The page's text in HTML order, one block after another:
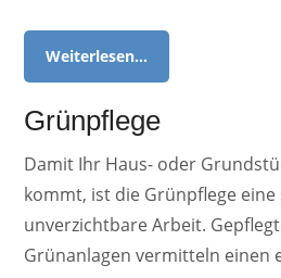
Weiterlesen…
Grünpflege
Damit Ihr Haus- oder
kommt, ist die Grünpflege
unverzichtbare Arbeit.
Grünanlagen vermitteln einen